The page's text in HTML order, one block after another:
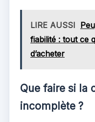
LIRE AUSSI
fiabilité : tout ce
d’acheter
Que faire si la
incomplète ?